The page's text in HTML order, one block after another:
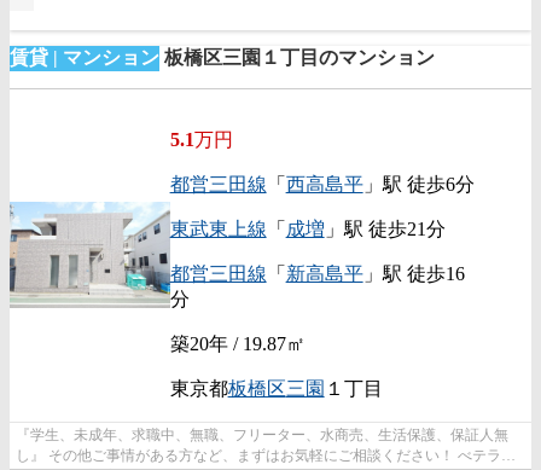
賃貸 | マンション 板橋区三園１丁目のマンション
5.1万円
都営三田線 「 西高島平」駅 徒歩6分
東武東上線 「 成増 」駅 徒歩21分
都営三田線 「 新高島平」駅 徒歩16
分
築20年 / 19.87㎡
東京都板橋区三園 １丁目
『学生、未成年、求職中、無職、フリーター、水商売、生活保護、保証人無
し』 その他ご事情がある方など、まずはお気軽にご相談ください！ べテラン